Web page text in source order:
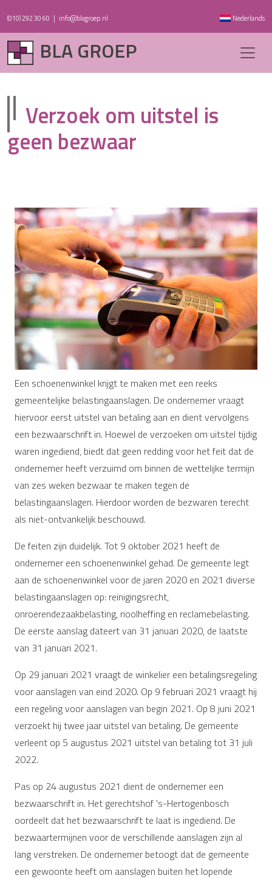
(010) 292 30 60 | info@blagroep.nl Nederlands
BLA GROEP
Verzoek om uitstel is
geen bezwaar
Een schoenenwinkel krijgt te maken met een reeks
gemeentelijke belastingaanslagen. De ondernemer vraagt
hiervoor eerst uitstel van betaling aan en dient vervolgens
een bezwaarschrift in. Hoewel de verzoeken om uitstel tijdig
waren ingediend, biedt dat geen redding voor het feit dat de
ondernemer heeft verzuimd om binnen de wettelijke termijn
van zes weken bezwaar te maken tegen de
belastingaanslagen. Hierdoor worden de bezwaren terecht
als niet-ontvankelijk beschouwd.
De feiten zijn duidelijk. Tot 9 oktober 2021 heeft de
ondernemer een schoenenwinkel gehad. De gemeente legt
aan de schoenenwinkel voor de jaren 2020 en 2021 diverse
belastingaanslagen op: reinigingsrecht,
onroerendezaakbelasting, rioolheffing en reclamebelasting.
De eerste aanslag dateert van 31 januari 2020, de laatste
van 31 januari 2021.
Op 29 januari 2021 vraagt de winkelier een betalingsregeling
voor aanslagen van eind 2020. Op 9 februari 2021 vraagt hij
een regeling voor aanslagen van begin 2021. Op 8 juni 2021
verzoekt hij twee jaar uitstel van betaling. De gemeente
verleent op 5 augustus 2021 uitstel van betaling tot 31 juli
2022.
Pas op 24 augustus 2021 dient de ondernemer een
bezwaarschrift in. Het gerechtshof 's-Hertogenbosch
oordeelt dat het bezwaarschrift te laat is ingediend. De
bezwaartermijnen voor de verschillende aanslagen zijn al
lang verstreken. De ondernemer betoogt dat de gemeente
een gewoonte heeft om aanslagen buiten het lopende